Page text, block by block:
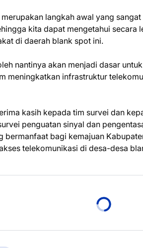
langkah awal yang
kita dapat mengetahui secara
di daerah blank spot ini.
nantinya akan menjadi dasar
meningkatkan infrastruktur
kasih kepada tim survei dan
penguatan sinyal dan
bermanfaat bagi kemajuan
telekomunikasi di desa-desa